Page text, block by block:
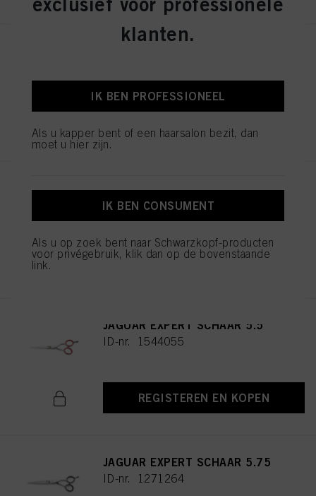
JAGUAR EXPERT SCHAAR 5.5
ID-nr. 1544052
REGISTEREN EN KOPEN
JAGUAR EXPERT SCHAAR 5.5
ID-nr. 1544055
REGISTEREN EN KOPEN
JAGUAR EXPERT SCHAAR 5.75
ID-nr. 1271264
klanten.
IK BEN PROFESSIONEEL
Als u kapper bent of een haarsalon bezit, dan
moet u hier zijn.
IK BEN CONSUMENT
Als u op zoek bent naar Schwarzkopf-producten
voor privégebruik, klik dan op de bovenstaande
link.